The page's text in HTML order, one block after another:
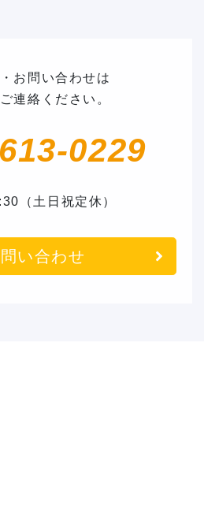
お問い合わせは
連絡ください。
0229
（土日祝定休）
い合わせ